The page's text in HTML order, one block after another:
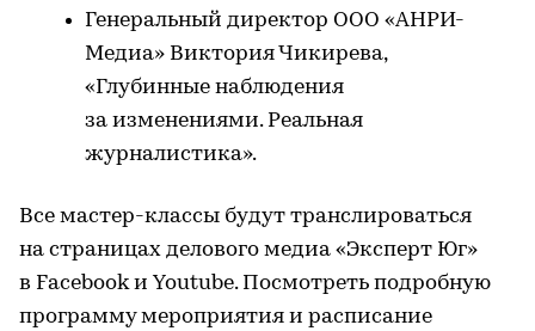
Генеральный директор ООО «АНРИ-
Медиа» Виктория Чикирева,
«Глубинные наблюдения
за изменениями. Реальная
журналистика».
Все мастер-классы будут транслироваться
на страницах делового медиа «Эксперт Юг»
в Facebook и Youtube. Посмотреть подробную
программу мероприятия и расписание